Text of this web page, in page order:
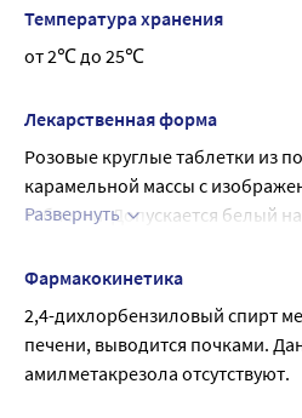
2,4-дихлорбензилового спирта
связан с коагуляцией белков
клеток, а также с
против возбудителей.
Препарат оказывает
в отношении
микроорганизмов, обладает
Температура хранения
от 2℃ до 25℃
Лекарственная форма
Розовые круглые таблетки из
карамельной массы с
таблетки. Допускается белый
карамельной массе
и незначительная неровность
Развернуть
Фармакокинетика
2,4-дихлорбензиловый спирт
печени, выводится почками.
амилметакрезола отсутствуют.